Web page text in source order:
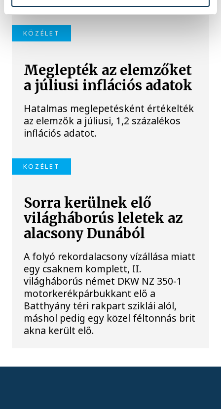
KÖZÉLET
Meglepték az elemzőket
a júliusi inflációs adatok
Hatalmas meglepetésként értékelték
az elemzők a júliusi, 1,2 százalékos
inflációs adatot.
KÖZÉLET
Sorra kerülnek elő
világháborús leletek az
alacsony Dunából
A folyó rekordalacsony vízállása miatt
egy csaknem komplett, II.
világháborús német DKW NZ 350-1
motorkerékpárbukkant elő a
Batthyány téri rakpart sziklái alól,
máshol pedig egy közel féltonnás brit
akna került elő.